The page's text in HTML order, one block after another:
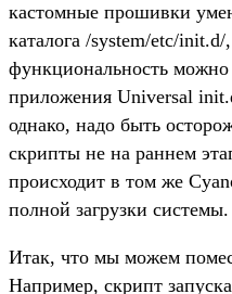
кастомные прошивки
каталога /system/etc/
функциональность
приложения Universal
однако, надо быть
скрипты не на раннем
происходит в том же
полной загрузки системы.
Итак, что мы можем
Например, скрипт